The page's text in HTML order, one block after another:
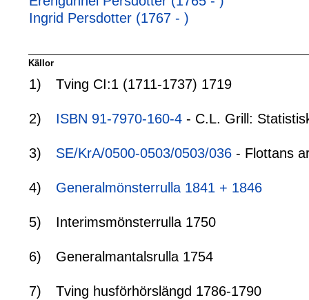
Ingrid Persdotter (1767 - )
Källor
1) Tving CI:1 (1711-1737) 1719
2) ISBN 91-7970-160-4 - C.L. Grill:
3) SE/KrA/0500-0503/0503/036 - Flottans
4) Generalmönsterrulla 1841 + 1846
5) Interimsmönsterrulla 1750
6) Generalmantalsrulla 1754
7) Tving husförhörslängd 1786-1790